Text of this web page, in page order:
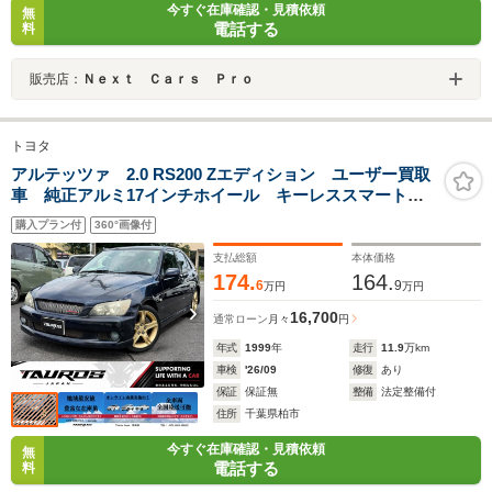
無
料
今すぐ在庫確認・見積依頼
電話する
販売店： Ｎｅｘｔ Ｃａｒｓ Ｐｒｏ
トヨタ
アルテッツァ 2.0 RS200 Zエディション ユーザー買取
車 純正アルミ17インチホイール キーレススマートキ
ー RS200Zエディション クオリタート 6速MT ダーク
ブルーマイカ
購入プラン付 360°画像付
支払総額
174.6万円
本体価格
164.9万円
通常ローン 月々 16,700円
年式 1999年 走行 11.9万km
車検
'26/09 修復
あり
保証
保証無 整備
法定整備付
住所
千葉県柏市
無
料
今すぐ在庫確認・見積依頼
電話する